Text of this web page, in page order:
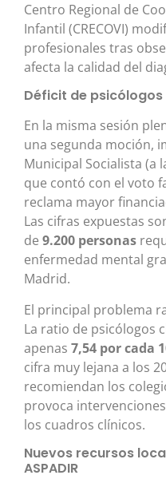
Centro Regional de
Infantil (CRECOVI)
profesionales tras
afecta la calidad del
Déficit de
En la misma sesión
una segunda moción,
Municipal Socialista (a
que contó con el voto
reclama mayor
Las cifras expuestas
de 9.200 personas
enfermedad mental
Madrid.
El principal problema
La ratio de psicólogos
apenas 7,54 por cada
cifra muy lejana a los
recomiendan los
provoca
los cuadros clínicos.
Nuevos recursos
ASPADIR